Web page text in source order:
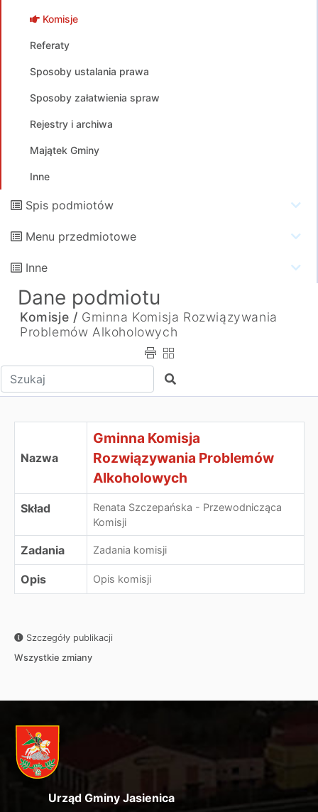
Komisje
Referaty
Sposoby ustalania prawa
Sposoby załatwienia spraw
Rejestry i archiwa
Majątek Gminy
Inne
Spis podmiotów
Menu przedmiotowe
Inne
Dane podmiotu
Komisje / Gminna Komisja Rozwiązywania
Problemów Alkoholowych
Wpisz tekst do wyszukania Szukaj
Gminna Komisja Rozwiązywania Problemów
Nazwa
Gminna Komisja
Rozwiązywania Problemów
Alkoholowych
Skład
Renata Szczepańska - Przewodnicząca
Komisji
Zadania Zadania komisji
Opis Opis komisji
Szczegóły publikacji
Wszystkie zmiany
Urząd Gminy Jasienica